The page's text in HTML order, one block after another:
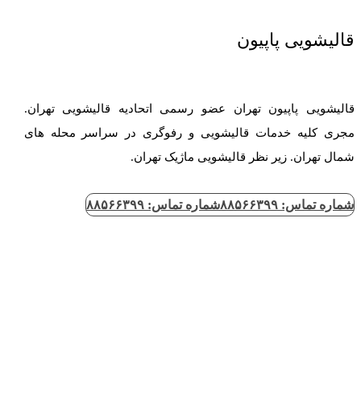
قالیشویی پاپیون
قالیشویی پاپیون تهران عضو رسمی اتحادیه قالیشویی تهران.
مجری کلیه خدمات قالیشویی و رفوگری در سراسر محله های
شمال تهران. زیر نظر قالیشویی ماژیک تهران.
شماره تماس: ۸۸۵۶۶۳۹۹ شماره تماس: ۸۸۵۶۶۳۹۹